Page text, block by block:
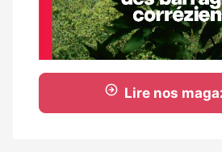
Lire nos